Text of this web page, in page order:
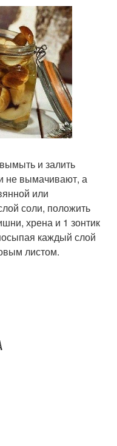
и залить
не вымачивают, а
или
соли, положить
хрена и 1 зонтик
каждый слой
листом.